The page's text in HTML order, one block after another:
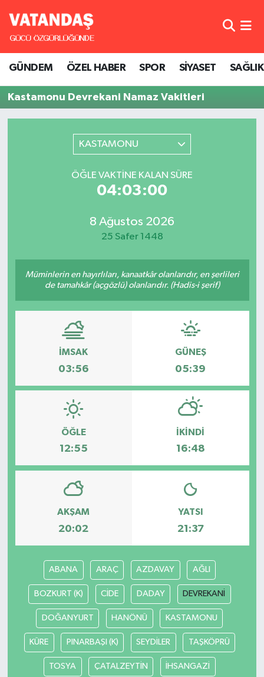
GÜNDEM ÖZEL HABER SPOR SİYASET SAĞLIK
Kastamonu Devrekani Namaz Vakitleri
KASTAMONU
ÖĞLE VAKTINE KALAN SÜRE
04:03:00
8 Ağustos 2026
25 Safer 1448
Müminlerin en hayırlıları, kanaatkâr olanlarıdır, en şerlileri
de tamahkâr (açgözlü) olanlarıdır. (Hadis-i şerif)
İMSAK
03:56
GÜNEŞ
05:39
ÖĞLE
12:55
İKINDI
16:48
AKŞAM
20:02
YATSI
21:37
ABANA ARAÇ AZDAVAY AĞLI
BOZKURT (K) CİDE DADAY DEVREKANİ
DOĞANYURT HANÖNÜ KASTAMONU
KÜRE PINARBAŞI (K) SEYDİLER TAŞKÖPRÜ
TOSYA ÇATALZEYTİN İHSANGAZİ
GÜNDEM
Hava Durumu
Tüm Manşetler